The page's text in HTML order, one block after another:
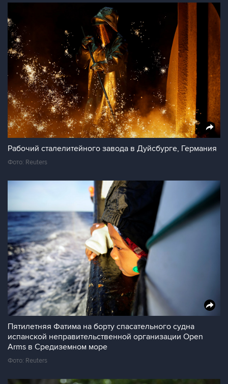
Рабочий сталелитейного завода в Дуйсбурге, Германия
Фото: Reuters
Пятилетняя Фатима на борту спасательного судна
испанской неправительственной организации Open
Arms в Средиземном море
Фото: Reuters